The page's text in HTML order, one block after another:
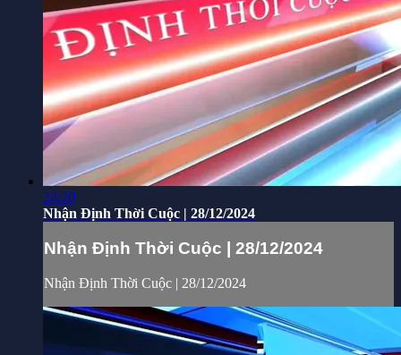
24:20
Nhận Định Thời Cuộc | 28/12/2024
Nhận Định Thời Cuộc | 28/12/2024
Nhận Định Thời Cuộc | 28/12/2024